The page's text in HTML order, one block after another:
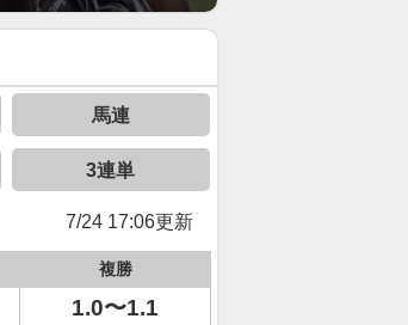
馬連
3連単
7/24 17:06更新
複勝
1.0〜1.1